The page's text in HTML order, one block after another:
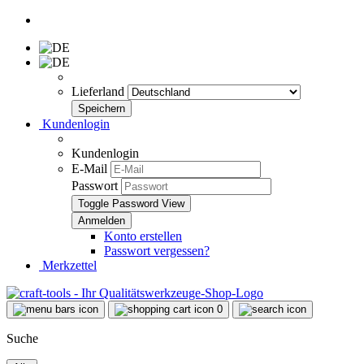
Lieferland
Kundenlogin
Kundenlogin
E-Mail
Passwort
Toggle Password View
Konto erstellen
Passwort vergessen?
Merkzettel
0
Suche